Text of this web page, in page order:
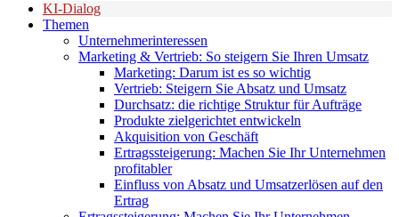
KI-Dialog
Themen
Unternehmerinteressen
Marketing & Vertrieb: So steigern Sie Ihren Umsatz
Marketing: Darum ist es so wichtig
Vertrieb: Steigern Sie Absatz und Umsatz
Durchsatz: die richtige Struktur für Aufträge
Produkte zielgerichtet entwickeln
Akquisition von Geschäft
Ertragssteigerung: Machen Sie Ihr Unternehmen
profitabler
Einfluss von Absatz und Umsatzerlösen auf den
Ertrag